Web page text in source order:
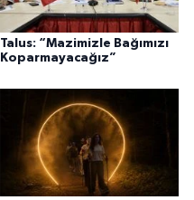
Talus: “Mazimizle Bağımızı
Koparmayacağız”